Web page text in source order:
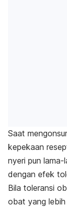
Saat
kepekaan
nyeri pun lama-
dengan efek
Bila toleransi
obat yang